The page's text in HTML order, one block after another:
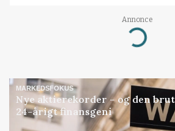
Annonce
Loading...
MARKEDSFOKUS
Nye aktierekorder – og den
24-årigt finansgeni